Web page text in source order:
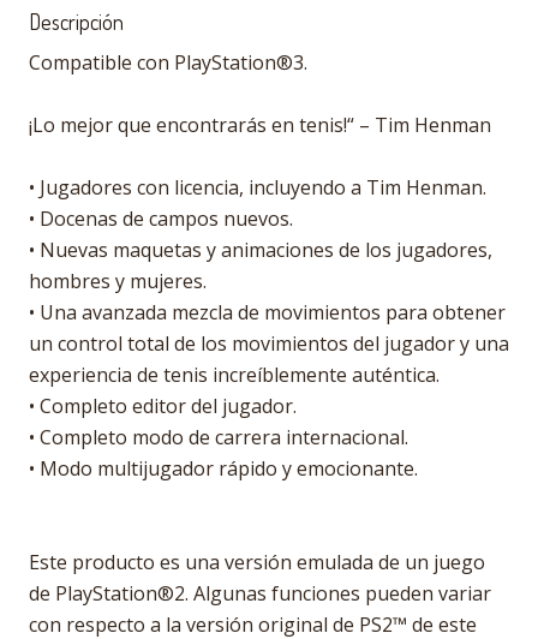
Descripción
Compatible con PlayStation®3.
¡Lo mejor que encontrarás en tenis!“ – Tim Henman
• Jugadores con licencia, incluyendo a Tim Henman.
• Docenas de campos nuevos.
• Nuevas maquetas y animaciones de los jugadores,
hombres y mujeres.
• Una avanzada mezcla de movimientos para obtener
un control total de los movimientos del jugador y una
experiencia de tenis increíblemente auténtica.
• Completo editor del jugador.
• Completo modo de carrera internacional.
• Modo multijugador rápido y emocionante.
Este producto es una versión emulada de un juego
de PlayStation®2. Algunas funciones pueden variar
con respecto a la versión original de PS2™ de este